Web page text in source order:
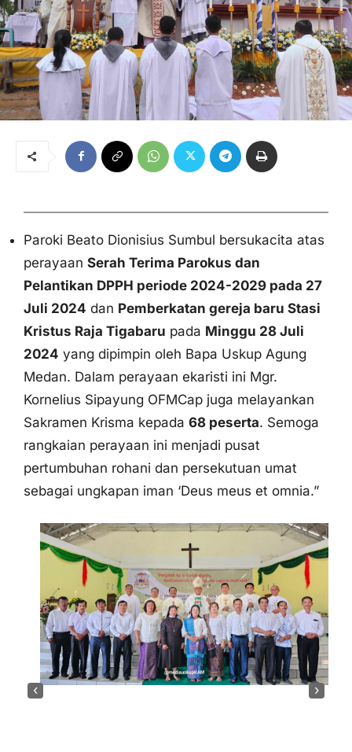
Paroki Beato Dionisius Sumbul bersukacita atas
perayaan Serah Terima Parokus dan
Pelantikan DPPH periode 2024-2029 pada 27
Juli 2024 dan Pemberkatan gereja baru Stasi
Kristus Raja Tigabaru pada Minggu 28 Juli
2024 yang dipimpin oleh Bapa Uskup Agung
Medan. Dalam perayaan ekaristi ini Mgr.
Kornelius Sipayung OFMCap juga melayankan
Sakramen Krisma kepada 68 peserta. Semoga
rangkaian perayaan ini menjadi pusat
pertumbuhan rohani dan persekutuan umat
sebagai ungkapan iman ‘Deus meus et omnia.”
‹ ›